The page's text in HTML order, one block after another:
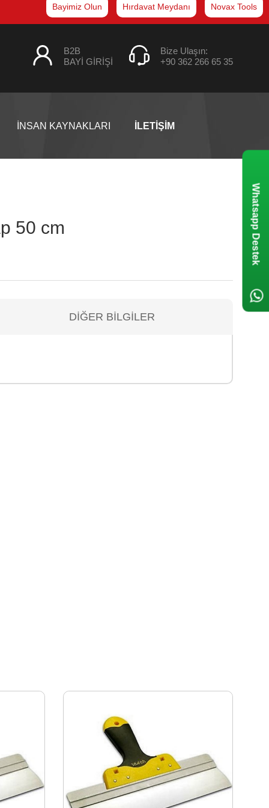
Bayimiz Olun Hırdavat Meydanı Novax Tools
B2B
BAYİ GİRİŞİ
Bize Ulaşın:
+90 362 266 65 35
İNSAN KAYNAKLARI İLETİŞİM
50 cm
DIĞER BILGILER
Whatsapp Destek